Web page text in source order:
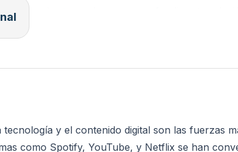
puedes tomar hoy para profundizar tu
y el contenido digital son las fuerzas
como Spotify, YouTube, y Netflix se han